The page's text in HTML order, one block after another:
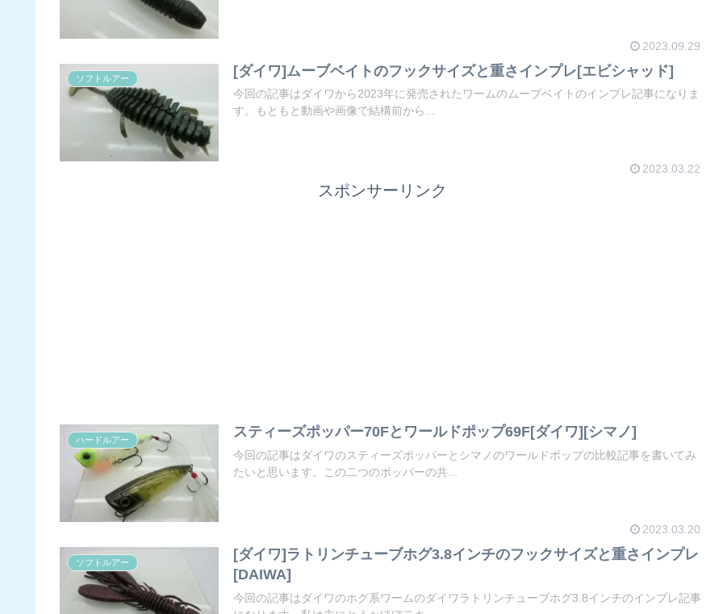
2023.09.29
ソフトルアー [ダイワ]ムーブベイトのフックサイズと重さインプレ[エビシャッド]
今回の記事はダイワから2023年に発売されたワームのムーブベイトのインプレ記事になりま
す。もともと動画や画像で結構前から...
2023.03.22
スポンサーリンク
ハードルアー スティーズポッパー70Fとワールドポップ69F[ダイワ][シマノ]
今回の記事はダイワのスティーズポッパーとシマノのワールドポップの比較記事を書いてみ
たいと思います。この二つのポッパーの共...
2023.03.20
ソフトルアー
[ダイワ]ラトリンチューブホグ3.8インチのフックサイズと重さインプレ
[DAIWA]
今回の記事はダイワのホグ系ワームのダイワラトリンチューブホグ3.8インチのインプレ記事